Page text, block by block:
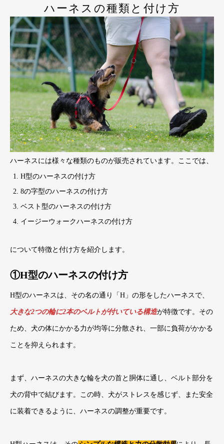
ハーネスの種類と付け方
ハーネスには様々な種類のものが販売されています。ここでは、
H型のハーネスの付け方
8の字型のハーネスの付け方
ベスト型のハーネスの付け方
イージーウォークハーネスの付け方
について特徴と付け方を紹介します。
①H型のハーネスの付け方
H型のハーネスは、その名の通り「H」の形をしたハーネスで、
大きな2つの輪に2本のベルトが付いている構造が特徴です。その
ため、犬の体にかかる力が均等に分散され、一部に負荷がかかる
ことを抑えられます。
まず、ハーネスの大きな輪を犬の首と胴体に通し、ベルト部分を
犬の背中で結びます。この時、犬がストレスを感じず、また安全
に装着できるように、ハーネスの調整が重要です。